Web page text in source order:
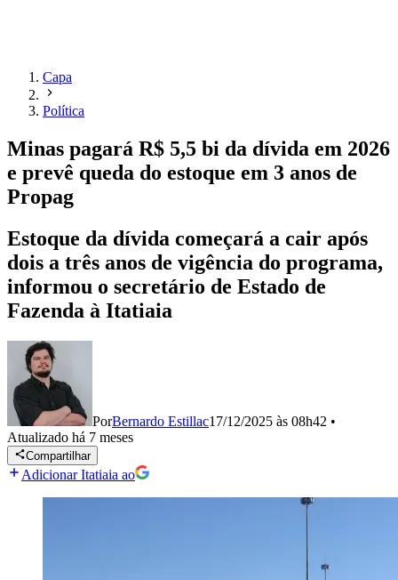
Capa
Política
Minas pagará R$ 5,5 bi da dívida em 2026
e prevê queda do estoque em 3 anos de
Propag
Estoque da dívida começará a cair após
dois a três anos de vigência do programa,
informou o secretário de Estado de
Fazenda à Itatiaia
PorBernardo Estillac17/12/2025 às 08h42 •
Atualizado há 7 meses
Compartilhar
Adicionar Itatiaia ao